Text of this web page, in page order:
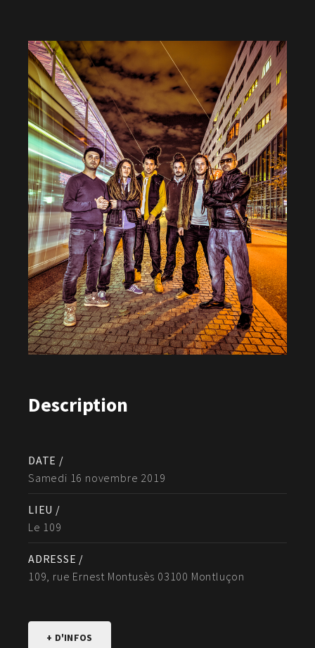
Description
DATE /
Samedi 16 novembre 2019
LIEU /
Le 109
ADRESSE /
109, rue Ernest Montusès 03100 Montluçon
+ D'INFOS